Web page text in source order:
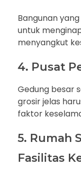
Bangunan
untuk
menyangkut
4. Pusat
Gedung besar
grosir jelas
faktor
5. Rumah
Fasilitas